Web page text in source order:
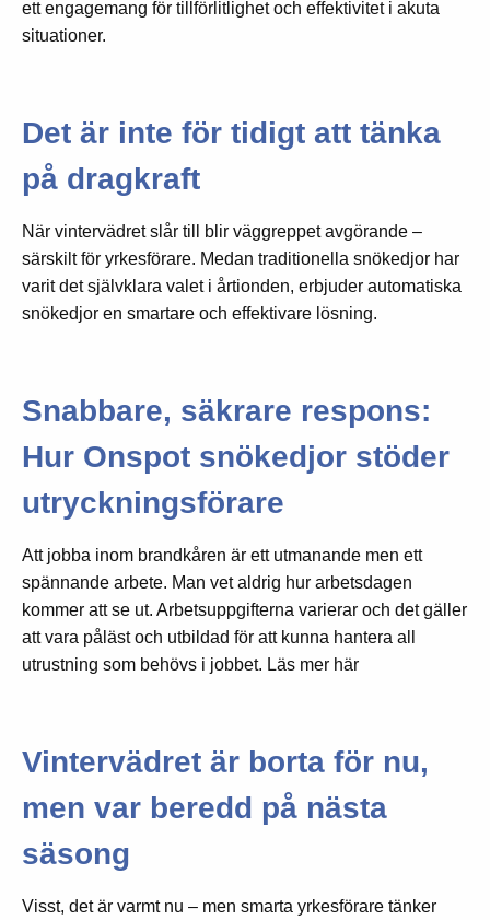
ett engagemang för tillförlitlighet och effektivitet i akuta
situationer.
Det är inte för tidigt att tänka
på dragkraft
När vintervädret slår till blir väggreppet avgörande –
särskilt för yrkesförare. Medan traditionella snökedjor har
varit det självklara valet i årtionden, erbjuder automatiska
snökedjor en smartare och effektivare lösning.
Snabbare, säkrare respons:
Hur Onspot snökedjor stöder
utryckningsförare
Att jobba inom brandkåren är ett utmanande men ett
spännande arbete. Man vet aldrig hur arbetsdagen
kommer att se ut. Arbetsuppgifterna varierar och det gäller
att vara påläst och utbildad för att kunna hantera all
utrustning som behövs i jobbet. Läs mer här
Vintervädret är borta för nu,
men var beredd på nästa
säsong
Visst, det är varmt nu – men smarta yrkesförare tänker